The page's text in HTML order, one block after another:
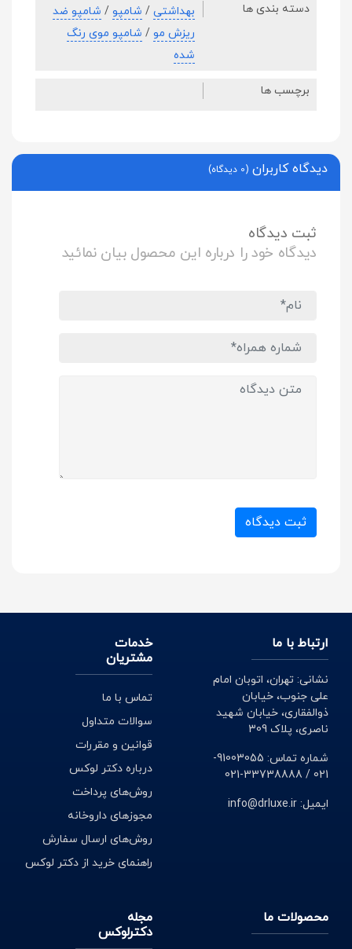
دسته بندی ها بهداشتی / شامپو / شامپو ضد
ریزش مو / شامپو موی رنگ
شده
برچسب ها
دیدگاه کاربران (0 دیدگاه)
ثبت دیدگاه
دیدگاه خود را درباره این محصول بیان نمائید
ثبت دیدگاه
ارتباط با ما
نشانی: تهران، اتوبان امام
علی جنوب، خیابان
ذوالفقاری، خیابان شهید
ناصری، پلاک 309
شماره تماس: 91003055-
021 / 33738888-021
ایمیل: info@drluxe.ir
خدمات
مشتریان
تماس با ما
سوالات متداول
قوانین و مقررات
درباره دکتر لوکس
روش‌های پرداخت
مجوزهای داروخانه
روش‌های ارسال سفارش
راهنمای خرید از دکتر لوکس
محصولات ما
مجله
دکترلوکس